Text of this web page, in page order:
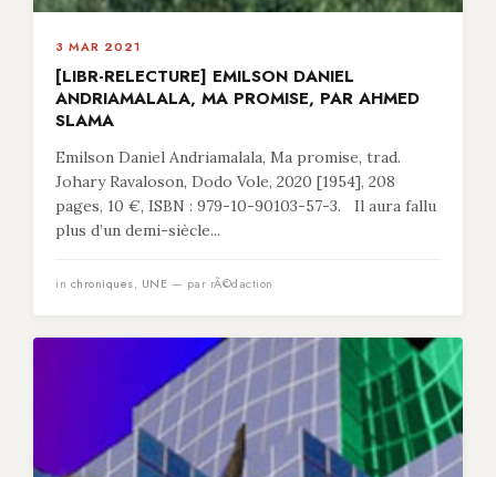
3 MAR 2021
[LIBR-RELECTURE] EMILSON DANIEL
ANDRIAMALALA, MA PROMISE, PAR AHMED
SLAMA
Emilson Daniel Andriamalala, Ma promise, trad.
Johary Ravaloson, Dodo Vole, 2020 [1954], 208
pages, 10 €, ISBN : 979-10-90103-57-3. Il aura fallu
plus d’un demi-siècle...
in chroniques, UNE — par rÃ©daction